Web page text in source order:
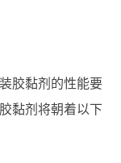
胶黏剂的性能要
黏剂将朝着以下